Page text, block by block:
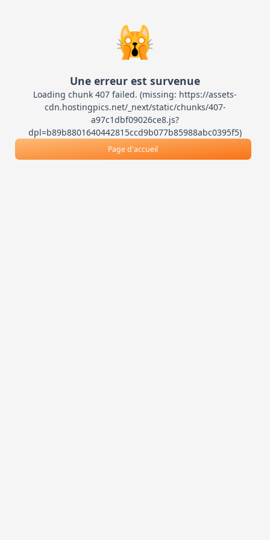
🙀
Une erreur est survenue
Loading chunk 407 failed. (missing: https://assets-
cdn.hostingpics.net/_next/static/chunks/407-
a97c1dbf09026ce8.js?
dpl=b89b8801640442815ccd9b077b85988abc0395f5)
Page d'accueil